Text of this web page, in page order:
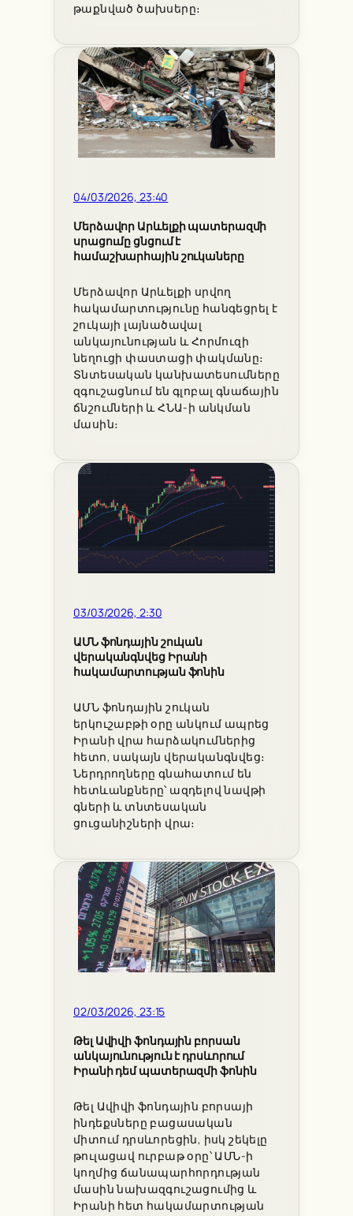
թաքնված ծախսերը։
04/03/2026, 23:40
Մերձավոր Արևելքի պատերազմի
սրացումը ցնցում է
համաշխարհային շուկաները
Մերձավոր Արևելքի սրվող
հակամարտությունը հանգեցրել է
շուկայի լայնածավալ
անկայունության և Հորմուզի
նեղուցի փաստացի փակմանը։
Տնտեսական կանխատեսումները
զգուշացնում են գլոբալ գնաճային
ճնշումների և ՀՆԱ-ի անկման
մասին։
03/03/2026, 2:30
ԱՄՆ ֆոնդային շուկան
վերականգնվեց Իրանի
հակամարտության ֆոնին
ԱՄՆ ֆոնդային շուկան
երկուշաբթի օրը անկում ապրեց
Իրանի վրա հարձակումներից
հետո, սակայն վերականգնվեց։
Ներդրողները գնահատում են
հետևանքները՝ ազդելով նավթի
գների և տնտեսական
ցուցանիշների վրա։
02/03/2026, 23:15
Թել Ավիվի ֆոնդային բորսան
անկայունություն է դրսևորում
Իրանի դեմ պատերազմի ֆոնին
Թել Ավիվի ֆոնդային բորսայի
ինդեքսները բացասական
միտում դրսևորեցին, իսկ շեկելը
թուլացավ ուրբաթ օրը՝ ԱՄՆ-ի
կողմից ճանապարհորդության
մասին նախազգուշացումից և
Իրանի հետ հակամարտության